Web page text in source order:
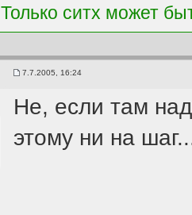
Только ситх может
7.7.2005, 16:24
Не, если там
этому ни на